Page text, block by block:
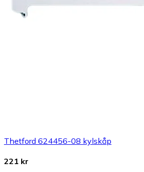
Thetford 624456-08 kylskåp
221 kr